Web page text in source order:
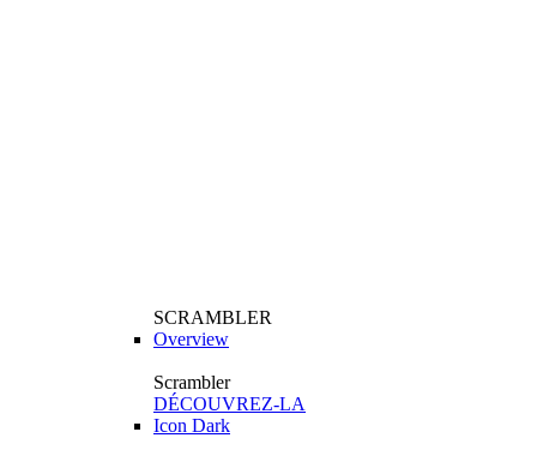
SCRAMBLER
Overview
Scrambler
DÉCOUVREZ-LA
Icon Dark